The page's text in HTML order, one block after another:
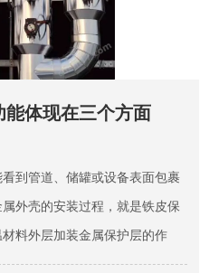
体现在三个方面
到管道、储罐或设备表面包裹
外壳的安装过程，就是铁皮保
料外层加装金属保护层的作
防护，同时保证保温系统的长